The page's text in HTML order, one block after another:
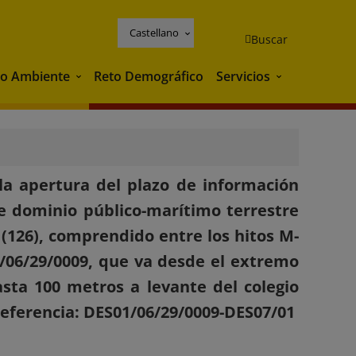
Castellano Buscar
Ambiente Medio Ambiente
Reto Demográfico Servicios Servicios
apertura del plazo de información
dominio público-marítimo terrestre
comprendido entre los hitos M-
29/0009, que va desde el extremo
100 metros a levante del colegio
DES01/06/29/0009-DES07/01